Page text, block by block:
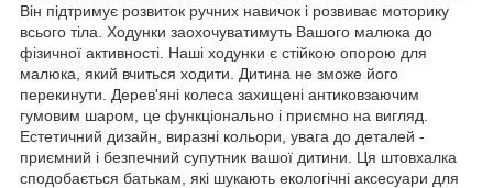
Він підтримує розвиток ручних навичок і розвиває моторику
всього тіла. Ходунки заохочуватимуть Вашого малюка до
фізичної активності. Наші ходунки є стійкою опорою для
малюка, який вчиться ходити. Дитина не зможе його
перекинути. Дерев'яні колеса захищені антиковзаючим
гумовим шаром, це функціонально і приємно на вигляд.
Естетичний дизайн, виразні кольори, увага до деталей -
приємний і безпечний супутник вашої дитини. Ця штовхалка
сподобається батькам, які шукають екологічні аксесуари для